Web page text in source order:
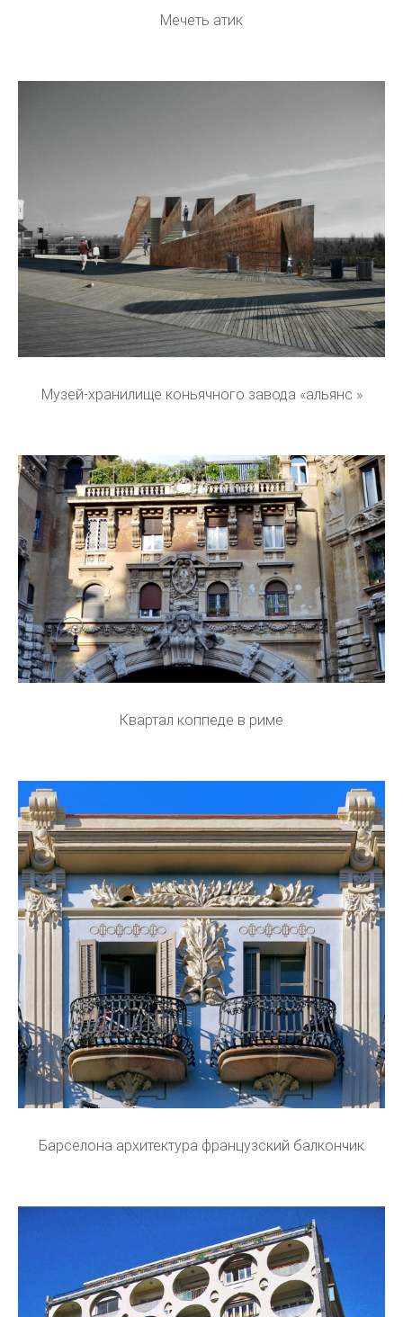
Мечеть атик
Музей-хранилище коньячного завода «альянс »
Квартал коппеде в риме
Барселона архитектура французский балкончик